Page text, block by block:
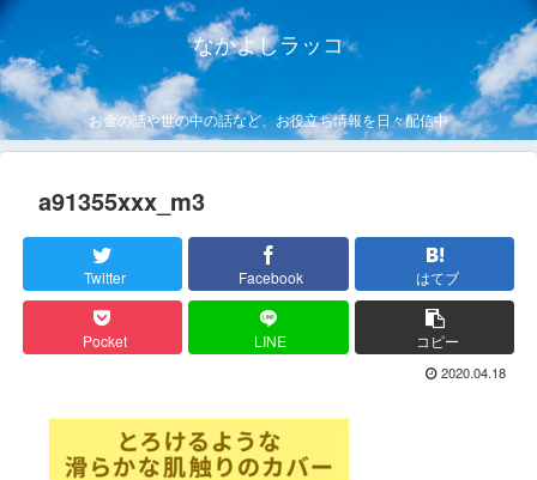
なかよしラッコ
お金の話や世の中の話など、お役立ち情報を日々配信中
a91355xxx_m3
Twitter Facebook はてブ
Pocket LINE コピー
2020.04.18